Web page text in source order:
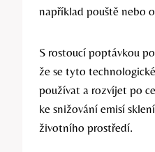
například pouště nebo
S rostoucí poptávkou
že se tyto
používat a rozvíjet po
ke snižování emisí
životního prostředí.